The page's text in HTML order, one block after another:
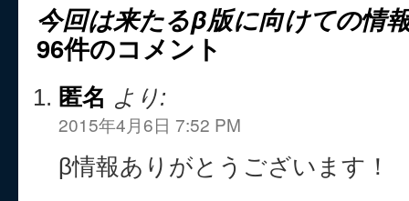
今回は来たるβ版に向けての情
96件のコメント
匿名 より:
2015年4月6日 7:52 PM
β情報ありがとうございます！